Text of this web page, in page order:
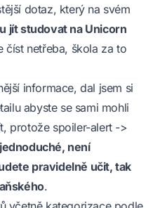
dotaz, který na svém
jít studovat na Unicorn
číst netřeba, škola za to
informace, dal jsem si
abyste se sami mohli
protože spoiler-alert ->
není
pravidelně učit, tak
.